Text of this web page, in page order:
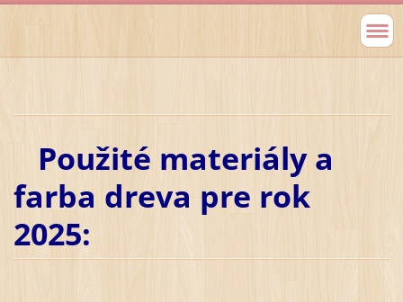
Použité materiály a
farba dreva pre rok
2025: